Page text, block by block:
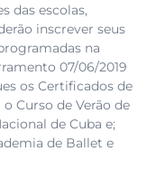
das escolas,
inscrever seus
na
07/06/2019
os Certificados de
Curso de Verão de
de Cuba e;
de Ballet e